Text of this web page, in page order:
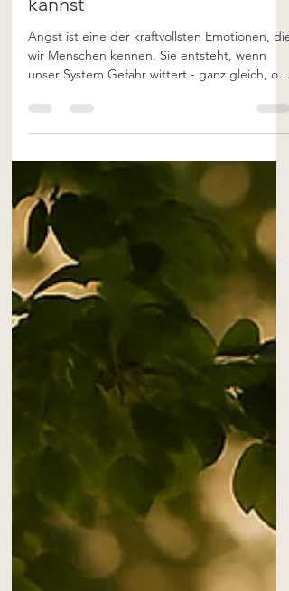
dich wieder sicher fühlen
kannst
Angst ist eine der kraftvollsten Emotionen, die
unser System Gefahr wittert - ganz gleich, ob
diese real ist oder nur als Erinnerung im
geht dann in Alarmbereitschaft: Herzklopfen,
Enge, Atemnot, Zittern, Schwindel... Unser
Körper will uns schützen. Doch manchmal
bleibt der Körper in diesem Alarmzustand
gefangen. Viele Menschen tragen seit den
letzten Jahren Ängste in sich, die sich tief
eingeprägt